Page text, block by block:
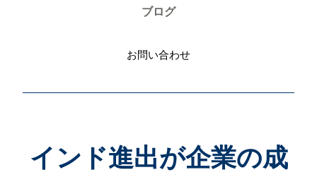
ブログ
お問い合わせ
インド進出が企業の成